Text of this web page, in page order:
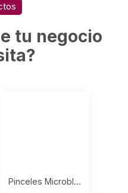
tu negocio
Pinceles Microblading (50 uds.)